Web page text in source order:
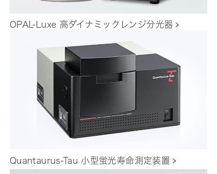
OPAL-Luxe 高ダイナミックレンジ分光器
Quantaurus-Tau 小型蛍光寿命測定装置